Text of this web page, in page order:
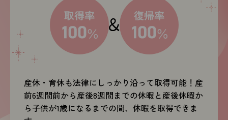
産休・育休も法律にしっかり沿って取得可能！ 産
前6週間前から産後8週間までの休暇と産後休暇か
ら子供が1歳になるまでの間、休暇を取得できま